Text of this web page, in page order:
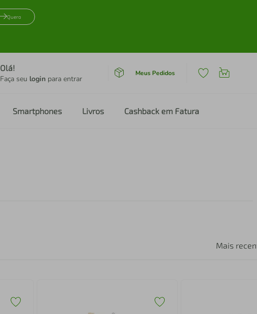
Quero
Olá!
Faça seu login para entrar
Meus Pedidos
Smartphones Livros Cashback em Fatura
Mais